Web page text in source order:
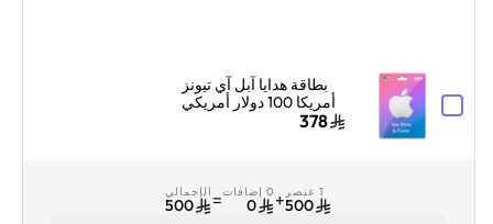
بطاقة هدايا آبل آي تيونز
أمريكا 100 دولار أمريكي
إرسال الكود الرقمي378
1 عنصر
500
+ 0 إضافات
0
= الإجمالي
500